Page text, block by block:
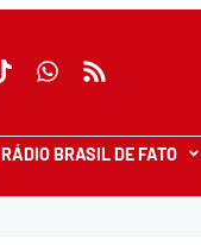
RÁDIO BRASIL DE FATO